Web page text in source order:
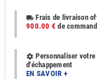
local_shipping Frais de livraison
900.00 € de
settings Personnaliser
d'échappement
EN SAVOIR +